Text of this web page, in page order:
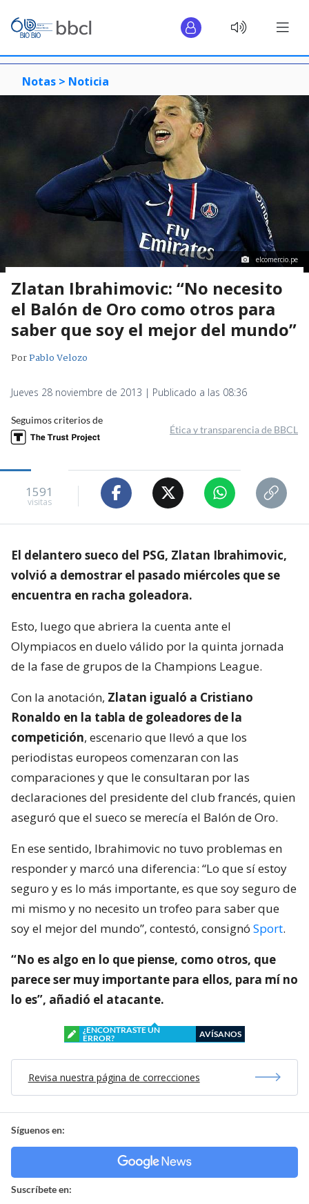
Notas > Noticia
elcomercio.pe
Zlatan Ibrahimovic: “No necesito
el Balón de Oro como otros para
saber que soy el mejor del mundo”
PorPablo Velozo
Jueves 28 noviembre de 2013 | Publicado a las 08:36
Seguimos criterios de
Ética y transparencia de BBCL
1591
visitas
El delantero sueco del PSG, Zlatan Ibrahimovic,
volvió a demostrar el pasado miércoles que se
encuentra en racha goleadora.
Esto, luego que abriera la cuenta ante el
Olympiacos en duelo válido por la quinta jornada
de la fase de grupos de la Champions League.
Con la anotación, Zlatan igualó a Cristiano
Ronaldo en la tabla de goleadores de la
competición, escenario que llevó a que los
periodistas europeos comenzaran con las
comparaciones y que le consultaran por las
declaraciones del presidente del club francés, quien
aseguró que el sueco se merecía el Balón de Oro.
En ese sentido, Ibrahimovic no tuvo problemas en
responder y marcó una diferencia: “Lo que sí estoy
seguro y es lo más importante, es que soy seguro de
mi mismo y no necesito un trofeo para saber que
soy el mejor del mundo”, contestó, consignó Sport.
“No es algo en lo que piense, como otros, que
parece ser muy importante para ellos, para mí no
lo es”, añadió el atacante.
¿ENCONTRASTE UN
ERROR?
AVÍSANOS
Revisa nuestra página de correcciones
Síguenos en:
Suscríbete en: